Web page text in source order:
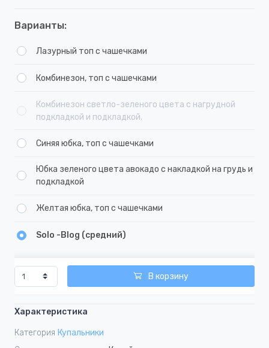
Варианты:
Лазурный топ с чашечками
Комбинезон, топ с чашечками
Комбинезон светло-зеленого цвета с нагрудной
подкладкой и подкладкой.
Синяя юбка, топ с чашечками
Юбка зеленого цвета авокадо с накладкой на грудь и
подкладкой
Желтая юбка, топ с чашечками
Solo -Blog (средний)
В корзину
Характеристика
Категория Купальники